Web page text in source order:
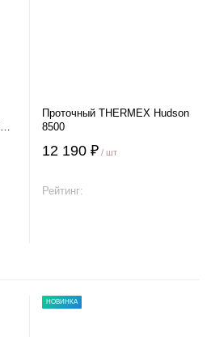
Проточный THERMEX Hudson
8500
12 190 ₽ / шт
Рейтинг:
НОВИНКА